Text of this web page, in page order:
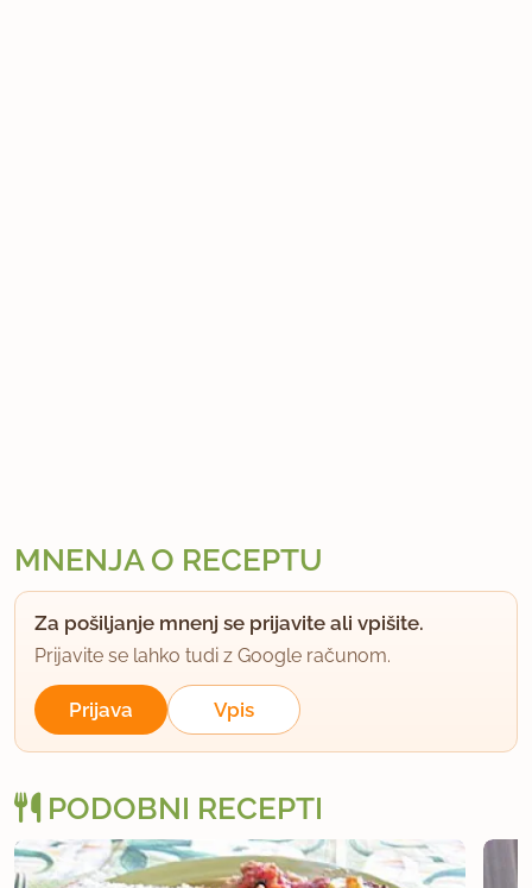
MNENJA O RECEPTU
Za pošiljanje mnenj se prijavite ali vpišite.
Prijavite se lahko tudi z Google računom.
Prijava Vpis
PODOBNI RECEPTI